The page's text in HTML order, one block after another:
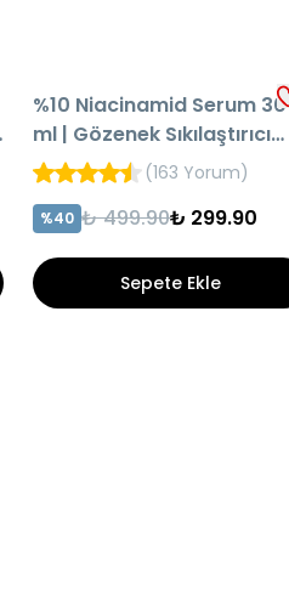
%10 Niacinamid Serum 30
ml | Gözenek Sıkılaştırıcı
Cilt Bakım Serumu
(163 Yorum)
%40 ₺ 499.90₺ 299.90
Sepete Ekle